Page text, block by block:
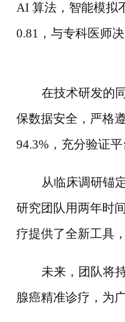
AI 算法，智能模拟
0.81，与专科医师
在技术研发的
保数据安全，严格
94.3%，充分验证
从临床调研锚
研究团队用两年时
疗提供了全新工具
未来，团队将
腺癌精准诊疗，为